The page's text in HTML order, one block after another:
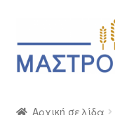
μετάβαση
στην
σε
περιεχόμενο
Αρχική σελίδα